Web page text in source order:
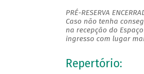
PRÉ-RESERVA
Caso não tenha
na recepção do
ingresso com lugar
Repertório: